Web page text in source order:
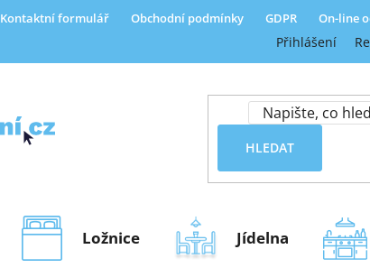
Kontaktní formulář Obchodní podmínky GDPR On-line
Přihlášení
HLEDAT
Ložnice Jídelna